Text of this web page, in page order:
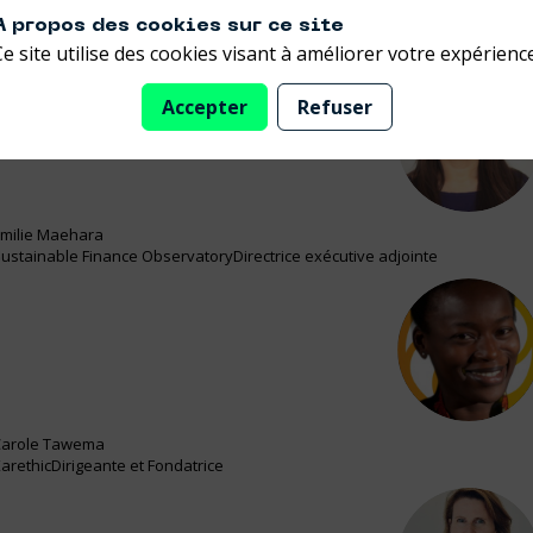
en priorité aux pass dirigeants et investisseurs
Maehara
Finance ObservatoryDirectrice exécutive adjointe
CT
Tawema
Dirigeante et Fondatrice
propos des cookies sur ce site
site utilise des cookies visant à améliorer votre
Accepter Refuser